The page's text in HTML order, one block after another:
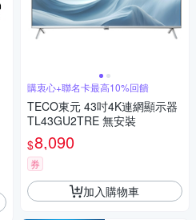
購衷心+聯名卡最高10%回饋
TECO東元 43吋4K連網顯示器
TL43GU2TRE 無安裝
$8,090
券
加入購物車